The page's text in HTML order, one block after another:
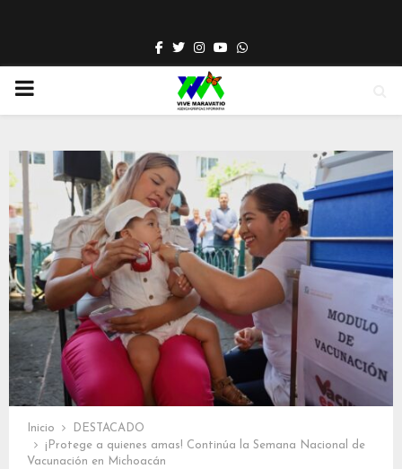
Facebook
TwitterInstagram
YoutubeWhatsapp
PRIMARY
Inicio
DESTACADO
¡Protege a quienes amas! Continúa la Semana Nacional de
Vacunación en Michoacán